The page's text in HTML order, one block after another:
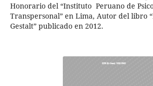
Honorario del “Instituto Peruano de
Transpersonal” en Lima, Autor del libro
Gestalt” publicado en 2012.